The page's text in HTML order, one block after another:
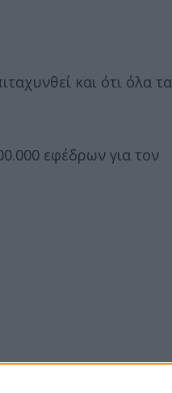
και ότι όλα τα
εφέδρων για τον